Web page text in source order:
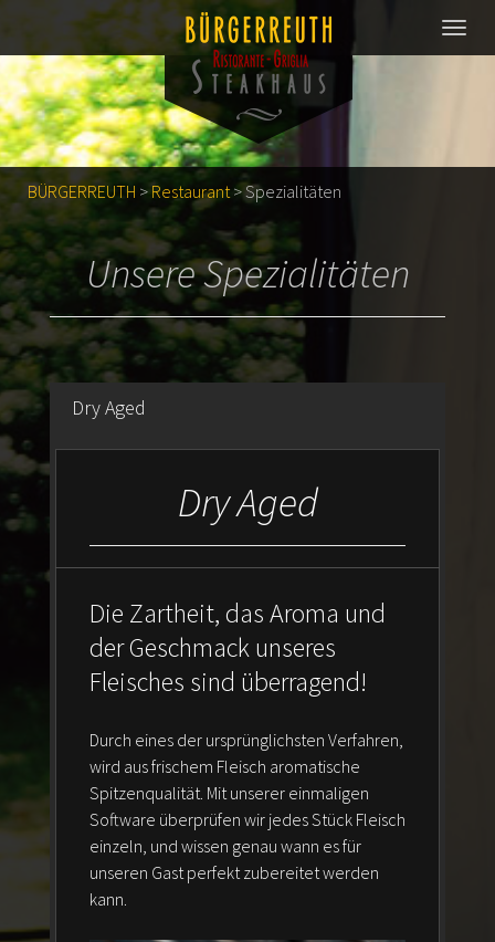
BÜRGERREUTH >Restaurant>Spezialitäten
Unsere Spezialitäten
Dry Aged
Dry Aged
Die Zartheit, das Aroma und
der Geschmack unseres
Fleisches sind überragend!
Durch eines der ursprünglichsten Verfahren,
wird aus frischem Fleisch aromatische
Spitzenqualität. Mit unserer einmaligen
Software überprüfen wir jedes Stück Fleisch
einzeln, und wissen genau wann es für
unseren Gast perfekt zubereitet werden
kann.